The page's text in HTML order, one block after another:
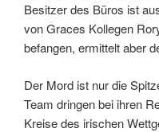
Besitzer des Büros ist
von Graces Kollegen
befangen, ermittelt aber
Der Mord ist nur die
Team dringen bei ihren
Kreise des irischen